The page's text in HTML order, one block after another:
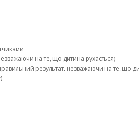
на те, що дитина рухається)
результат, незважаючи на те, що